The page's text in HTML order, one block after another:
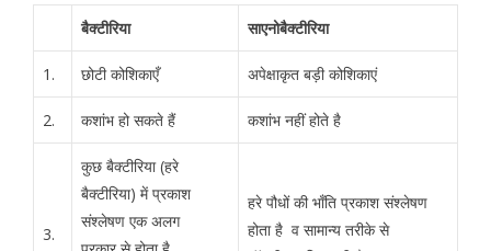
बैक्टीरिया साएनोबैक्टीरिया
1. छोटी कोशिकाएँ अपेक्षाकृत बड़ी कोशिकाएं
2. कशांभ हो सकते हैं कशांभ नहीं होते है
3.
कुछ बैक्टीरिया (हरे
बैक्टीरिया) में प्रकाश
संश्लेषण एक अलग
हरे पौधों की भाँति प्रकाश संश्लेषण
होता है व सामान्य तरीके से